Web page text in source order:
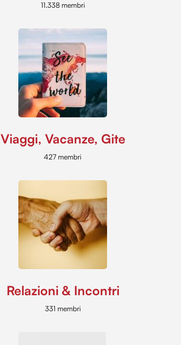
11.338 membri
Viaggi, Vacanze, Gite
427 membri
Relazioni & Incontri
331 membri